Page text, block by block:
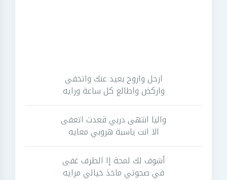
ارحل واروح بعيد عنك واتخفى
واركض واطالع كل ساعة ورايه
واليا انتهى دربي قعدت اتعفى
الا انت ياسبة هروبي معايه
أشوف لك لمحة إا الطرف غفى
في صحوتي ماخذ خيالي مرايه